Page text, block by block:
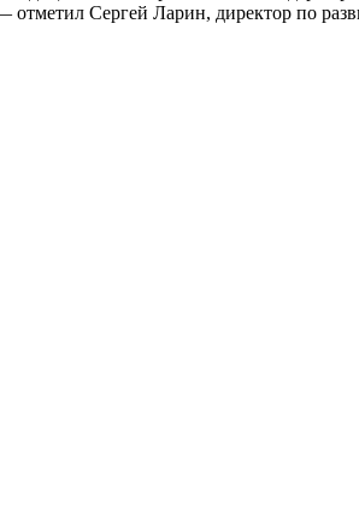
Сергей Ларин, директор по